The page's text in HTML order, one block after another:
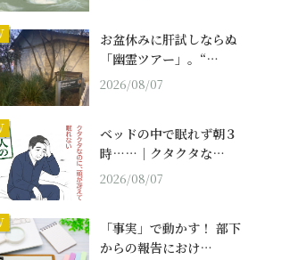
お盆休みに肝試しならぬ
「幽霊ツアー」。“…
2026/08/07
ベッドの中で眠れず朝３
時……｜クタクタな…
2026/08/07
「事実」で動かす！ 部下
からの報告におけ…